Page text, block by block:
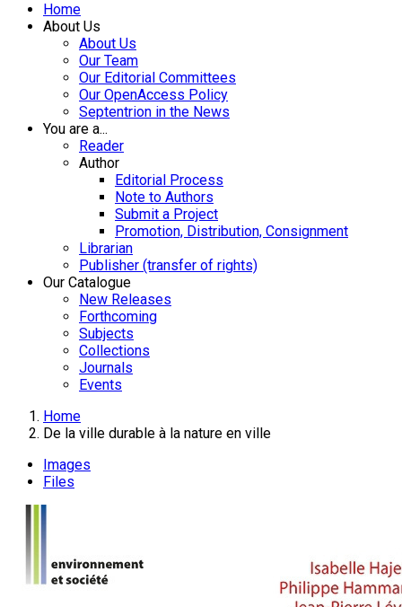
Home
About Us
About Us
Our Team
Our Editorial Committees
Our OpenAccess Policy
Septentrion in the News
You are a...
Reader
Author
Editorial Process
Note to Authors
Submit a Project
Promotion, Distribution, Consignment
Librarian
Publisher (transfer of rights)
Our Catalogue
New Releases
Forthcoming
Subjects
Collections
Journals
Events
Home
De la ville durable à la nature en ville
Images
Files